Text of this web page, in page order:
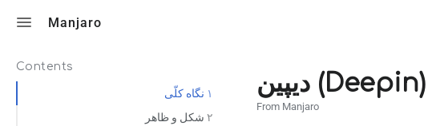
Manjaro
دیپین (Deepin)
From Manjaro
Contents
۱ نگاه کلّی
۲ شکل و ظاهر